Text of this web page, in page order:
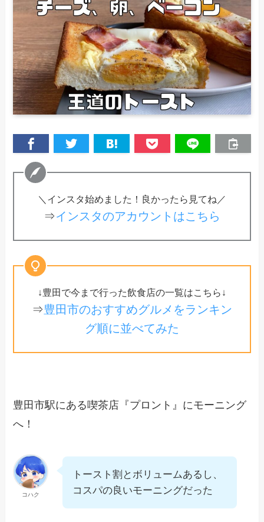
＼インスタ始めました！良かったら見てね／
⇒インスタのアカウントはこちら
↓豊田で今まで行った飲食店の一覧はこちら↓
⇒豊田市のおすすめグルメをランキン
グ順に並べてみた
豊田市駅にある喫茶店『プロント』にモーニング
へ！
コハク
トースト割とボリュームあるし、
コスパの良いモーニングだった